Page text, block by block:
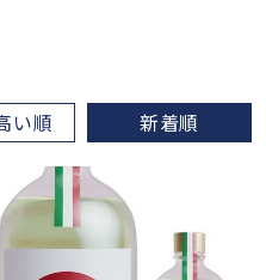
い順 新着順